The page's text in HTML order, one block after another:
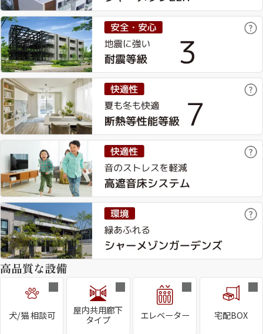
高品質な設備
犬/猫 相談可
屋内共用廊下
タイプ
エレベーター 宅配BOX